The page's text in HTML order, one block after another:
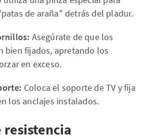
de araña" detrás del pladur.
Asegúrate de que los
bien fijados, apretando los
en exceso.
Coloca el soporte de TV y fija
los anclajes instalados.
resistencia